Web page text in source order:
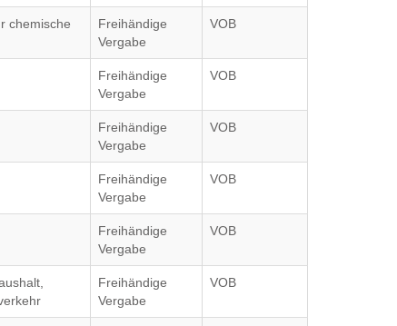
chemische
Freihändige
Vergabe
VOB
Freihändige
Vergabe
VOB
Freihändige
Vergabe
VOB
Freihändige
Vergabe
VOB
Freihändige
Vergabe
VOB
Freihändige
Vergabe
VOB